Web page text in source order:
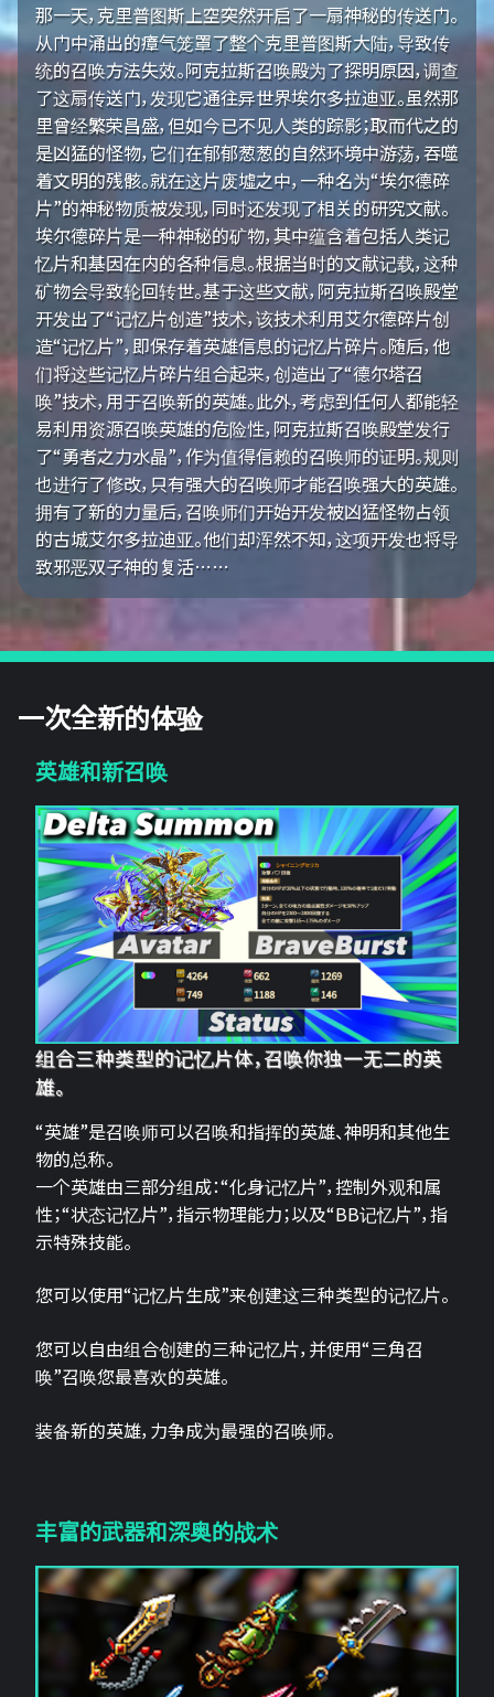
那一天，克里普图斯上空突然开启了一扇神秘的传送门。
从门中涌出的瘴气笼罩了整个克里普图斯大陆，导致传
统的召唤方法失效。阿克拉斯召唤殿为了探明原因，调查
了这扇传送门，发现它通往异世界埃尔多拉迪亚。虽然那
里曾经繁荣昌盛，但如今已不见人类的踪影；取而代之的
是凶猛的怪物，它们在郁郁葱葱的自然环境中游荡，吞噬
着文明的残骸。就在这片废墟之中，一种名为“埃尔德碎
片”的神秘物质被发现，同时还发现了相关的研究文献。
埃尔德碎片是一种神秘的矿物，其中蕴含着包括人类记
忆片和基因在内的各种信息。根据当时的文献记载，这种
矿物会导致轮回转世。基于这些文献，阿克拉斯召唤殿堂
开发出了“记忆片创造”技术，该技术利用艾尔德碎片创
造“记忆片”，即保存着英雄信息的记忆片碎片。随后，他
们将这些记忆片碎片组合起来，创造出了“德尔塔召
唤”技术，用于召唤新的英雄。此外，考虑到任何人都能轻
易利用资源召唤英雄的危险性，阿克拉斯召唤殿堂发行
了“勇者之力水晶”，作为值得信赖的召唤师的证明。规则
也进行了修改，只有强大的召唤师才能召唤强大的英雄。
拥有了新的力量后，召唤师们开始开发被凶猛怪物占领
的古城艾尔多拉迪亚。他们却浑然不知，这项开发也将导
致邪恶双子神的复活……
一次全新的体验
英雄和新召唤
组合三种类型的记忆片体，召唤你独一无二的英
雄。
“英雄”是召唤师可以召唤和指挥的英雄、神明和其他生
物的总称。
一个英雄由三部分组成：“化身记忆片”，控制外观和属
性；“状态记忆片”，指示物理能力；以及“BB记忆片”，指
示特殊技能。
您可以使用“记忆片生成”来创建这三种类型的记忆片。
您可以自由组合创建的三种记忆片，并使用“三角召
唤”召唤您最喜欢的英雄。
装备新的英雄，力争成为最强的召唤师。
丰富的武器和深奥的战术